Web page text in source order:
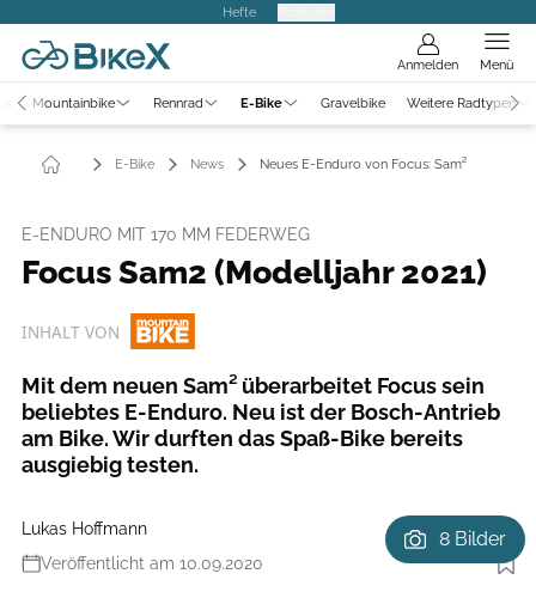
Hefte
Anmelden Menü
Mountainbike Rennrad E-Bike Gravelbike Weitere Radtypen
E-Bike News Neues E-Enduro von Focus: Sam²
E-ENDURO MIT 170 MM FEDERWEG
Focus Sam2 (Modelljahr 2021)
INHALT VON
Mit dem neuen Sam² überarbeitet Focus sein
beliebtes E-Enduro. Neu ist der Bosch-Antrieb
am Bike. Wir durften das Spaß-Bike bereits
ausgiebig testen.
Lukas Hoffmann
Veröffentlicht am 10.09.2020
Foto: Focus Bikes
8 Bilder